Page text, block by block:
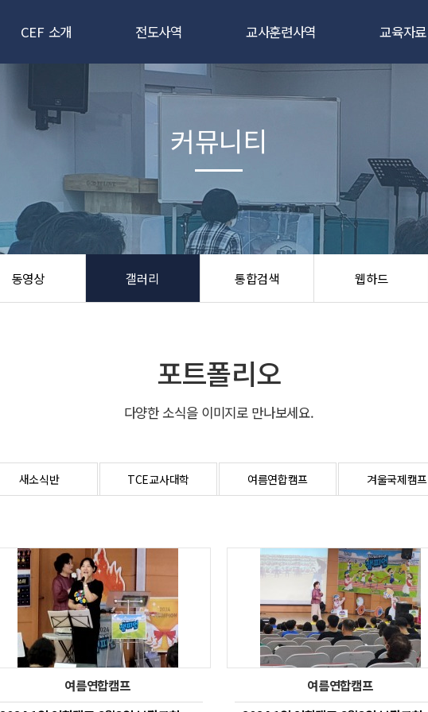
CEF 소개
인사말
조직도
오시는 길
전도사역
새소식반
어린이 캠프
어린이 대 잔치
학교/파티전도
부흥회/통신학교
교사훈련사역
TCE 교사대학
우리들을 위한 파티
교육자료
교사교육
교육신청
후원신청
동영상 갤러리 통합검색 웹하드
커뮤니티
포트폴리오
다양한 소식을 이미지로 만나보세요.
새소식반 TCE교사대학 여름연합캠프 겨울국제캠프
여름연합캠프
여름연합캠프